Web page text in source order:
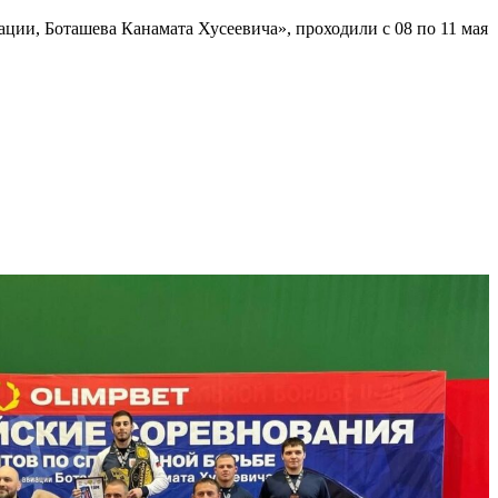
Боташева Канамата Хусеевича», проходили с 08 по 11 мая